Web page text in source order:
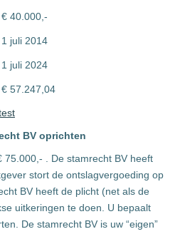
€ 40.000,-
1 juli 2014
1 juli 2024
€ 57.247,04
BV oprichten
75.000,- . De stamrecht BV heeft
stort de ontslagvergoeding op
BV heeft de plicht (net als de
uitkeringen te doen. U bepaalt
De stamrecht BV is uw “eigen”